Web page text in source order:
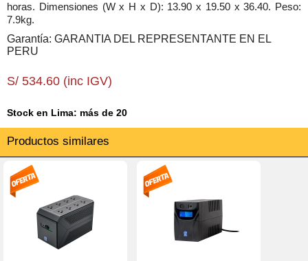
horas. Dimensiones (W x H x D): 13.90 x 19.50 x 36.40. Peso:
7.9kg.
Garantía: GARANTIA DEL REPRESENTANTE EN EL
PERU
S/ 534.60 (inc IGV)
Stock en Lima: más de 20
Productos similares